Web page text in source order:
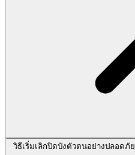
วิธีเริ่มเลิกปิดบังตัวตนอย่างปลอดภัย